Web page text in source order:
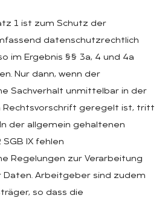
1 ist zum Schutz der
datenschutzrechtlich
im Ergebnis §§ 3a, 4 und 4a
Nur dann, wenn der
Sachverhalt unmittelbar in der
Rechtsvorschrift geregelt ist, tritt
der allgemein gehaltenen
IX fehlen
Regelungen zur Verarbeitung
Arbeitgeber sind zudem
so dass die